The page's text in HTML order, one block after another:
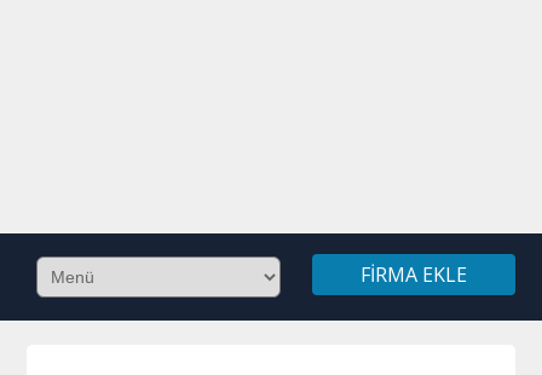
FIRMA EKLE